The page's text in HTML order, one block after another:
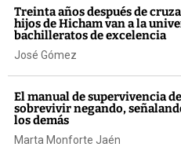
Treinta años después de
hijos de Hicham van a la
bachilleratos de excelencia
José Gómez
El manual de supervivencia
sobrevivir negando,
los demás
Marta Monforte Jaén